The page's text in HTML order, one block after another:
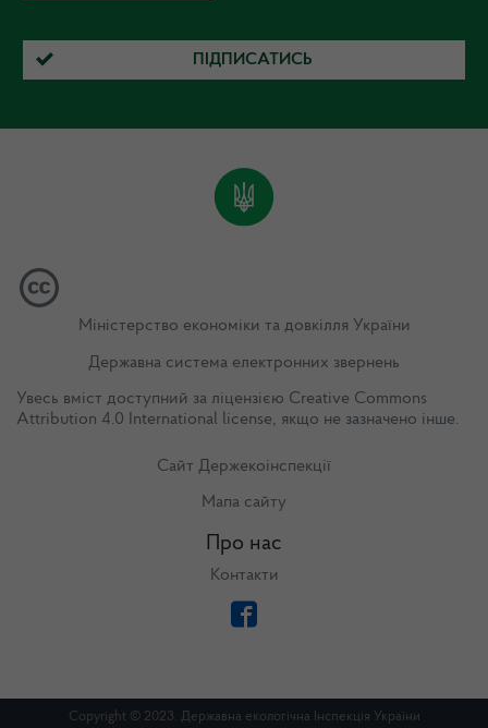
ПІДПИСАТИСЬ
Міністерство економіки та довкілля України
Державна система електронних звернень
Увесь вміст доступний за ліцензією Creative Commons
Attribution 4.0 International license, якщо не зазначено інше.
Сайт Держекоінспекції
Мапа сайту
Про нас
Контакти
Copyright © 2023. Державна екологічна Інспекція України